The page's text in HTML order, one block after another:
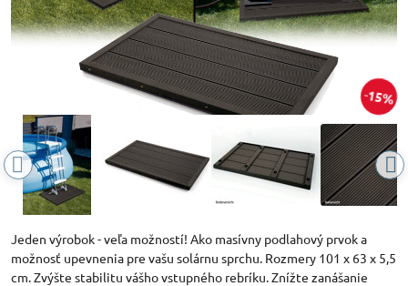
15%
Jeden výrobok - veľa možností! Ako masívny podlahový prvok a
možnosť upevnenia pre vašu solárnu sprchu. Rozmery 101 x 63 x 5,5
cm. Zvýšte stabilitu vášho vstupného rebríku. Znížte zanášanie